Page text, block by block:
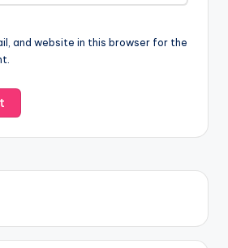
and website in this browser for the